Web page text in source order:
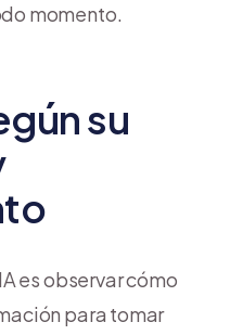
momento.
su
es observar cómo
para tomar